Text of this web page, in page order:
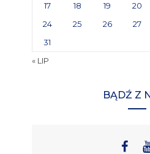
17
18 19 20
24
25 26 27
31
« LIP
BĄDŹ Z